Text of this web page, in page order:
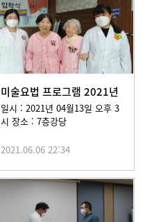
미술요법 프로그램 2021년
04월 13일
일시 : 2021년 04월13일 오후 3
시 장소 : 7층강당
2021.06.06 22:34